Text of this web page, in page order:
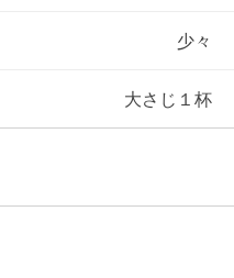
少々
大さじ１杯